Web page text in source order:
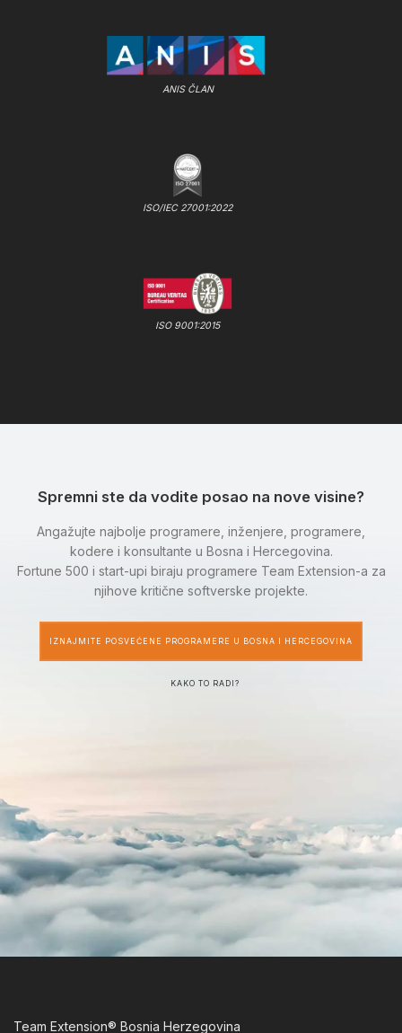
ANIS ČLAN
ISO/IEC 27001:2022
ISO 9001:2015
Spremni ste da vodite posao na nove visine?
Angažujte najbolje programere, inženjere, programere,
kodere i konsultante u Bosna i Hercegovina.
Fortune 500 i start-upi biraju programere Team Extension-a za
njihove kritične softverske projekte.
IZNAJMITE POSVEĆENE PROGRAMERE U BOSNA I HERCEGOVINA
KAKO TO RADI?
Team Extension® Bosnia Herzegovina